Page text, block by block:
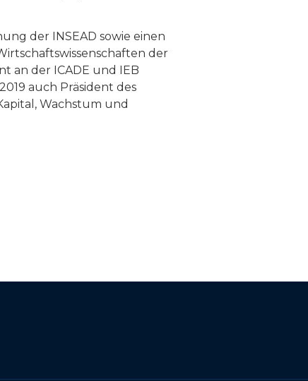
der INSEAD sowie einen
der
an der ICADE und IEB
auch Präsident des
Wachstum und